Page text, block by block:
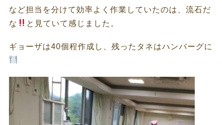
など担当を分けて効率よく作業していたのは、流石だ
な
と見ていて感じました。
ギョーザは40個程作成し、残ったタネはハンバーグに